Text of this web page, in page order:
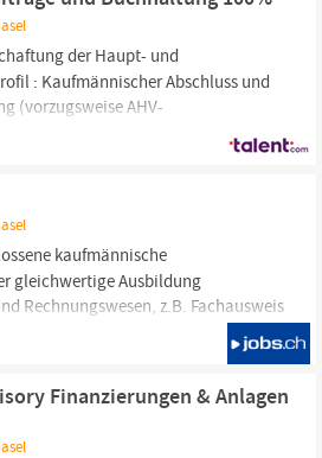
und Verkauf von individuellen,...
der Haupt- und
: Kaufmännischer Abschluss und
(vorzugsweise AHV-
Weiterbildung zum
mit eidg. FA und/oder Bereich
kaufmännische
gleichwertige Ausbildung
Rechnungswesen, z.B. Fachausweis
Treuhänder mit eidg. FA oder in
ausgewiesene Berufserfahrung in
Finanzierungen & Anlagen